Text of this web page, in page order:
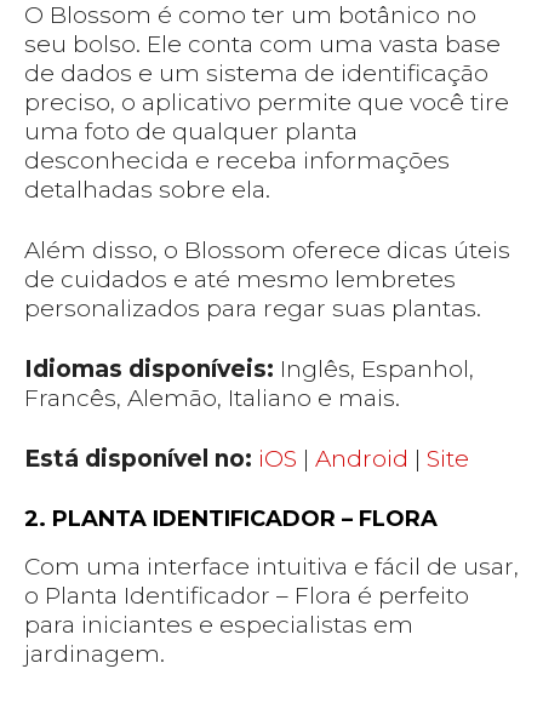
O Blossom é como ter um botânico no
seu bolso. Ele conta com uma vasta base
de dados e um sistema de identificação
preciso, o aplicativo permite que você tire
uma foto de qualquer planta
desconhecida e receba informações
detalhadas sobre ela.
Além disso, o Blossom oferece dicas úteis
de cuidados e até mesmo lembretes
personalizados para regar suas plantas.
Idiomas disponíveis: Inglês, Espanhol,
Francês, Alemão, Italiano e mais.
Está disponível no: iOS | Android | Site
2. PLANTA IDENTIFICADOR – FLORA
Com uma interface intuitiva e fácil de usar,
o Planta Identificador – Flora é perfeito
para iniciantes e especialistas em
jardinagem.